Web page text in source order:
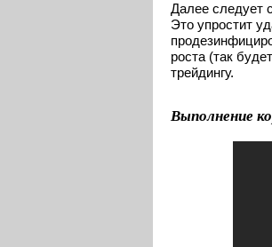
Далее следует
Это упростит
роста (так
трейдингу.
Выполнение